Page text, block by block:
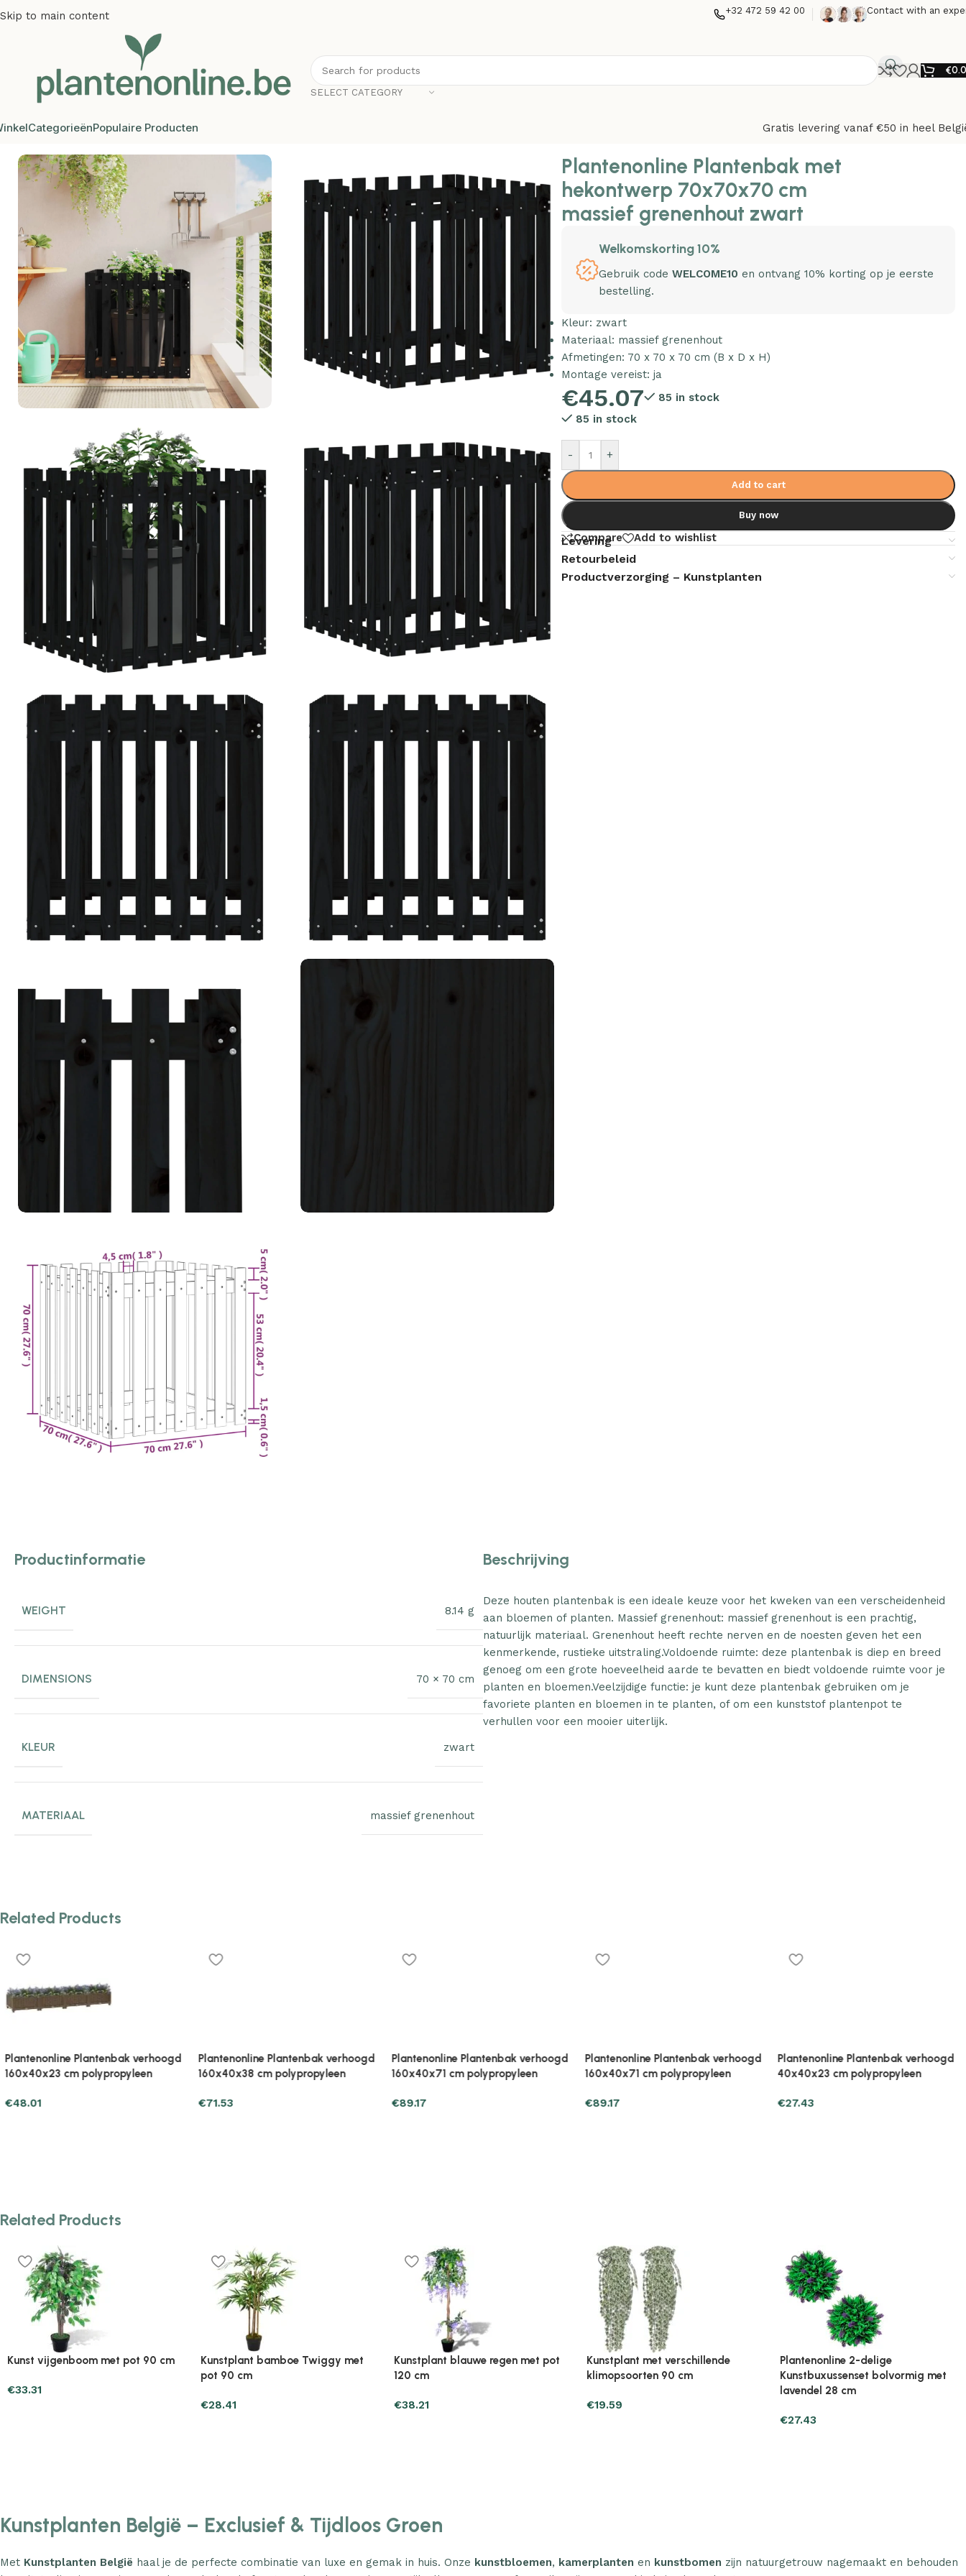
Skip to main content +32 472 59 42 00 Contact with an
SELECT CATEGORY
€
CategorieënPopulaire Producten
Gratis levering vanaf €50 in heel
Plantenbakken
Plantenonline Plantenbak met
hekontwerp 70x70x70 cm
massief grenenhout zwart
Welkomskorting 10%
Gebruik codeWELCOME10 en ontvang 10% korting op je eerste
bestelling.
Kleur: zwart
Materiaal: massief grenenhout
Afmetingen: 70 x 70 x 70 cm (B x D x H)
Montage vereist: ja
€45.07
85 in stock
85 in stock
- +
Add to cart
Buy now
Compare Add to wishlist
Levering
Retourbeleid
Productverzorging – Kunstplanten
Productinformatie
WEIGHT 8.14 g
DIMENSIONS 70 × 70 cm
KLEUR zwart
MATERIAAL massief grenenhout
Beschrijving
Deze houten plantenbak is een ideale keuze voor het kweken van een verscheidenheid
aan bloemen of planten. Massief grenenhout: massief grenenhout is een prachtig,
natuurlijk materiaal. Grenenhout heeft rechte nerven en de noesten geven het een
kenmerkende, rustieke uitstraling.Voldoende ruimte: deze plantenbak is diep en breed
genoeg om een grote hoeveelheid aarde te bevatten en biedt voldoende ruimte voor je
planten en bloemen.Veelzijdige functie: je kunt deze plantenbak gebruiken om je
favoriete planten en bloemen in te planten, of om een kunststof plantenpot te
verhullen voor een mooier uiterlijk.
Related Products
Plantenonline Plantenbak verhoogd
160x40x38 cm polypropyleen
€71.53
Plantenonline Plantenbak verhoogd
Plantenonline Plantenbak verhoogd
Plantenonline Plantenbak verhoogd
Plantenonline Plantenbak verhoogd
Related Products
Plantenonline 2-delige
lavendel 30 cm
Plantenonline 3-delige
Kunstbuxussenset piramidevormig
€60.75
Plantenonline Broeikas 110×58,5×39
cm vurenhout grijs
€46.05
Plantenonline Broeikas 114x80x50
cm vurenhout bruin
€85.25
Plantenonline Broeikas 60x45x100
cm vurenhout
Kunstplanten België – Exclusief & Tijdloos Groen
Met Kunstplanten België haal je de perfecte combinatie van luxe en gemak in huis. Onze kunstbloemen, kamerplanten en kunstbomen zijn natuurgetrouw nagemaakt en behouden